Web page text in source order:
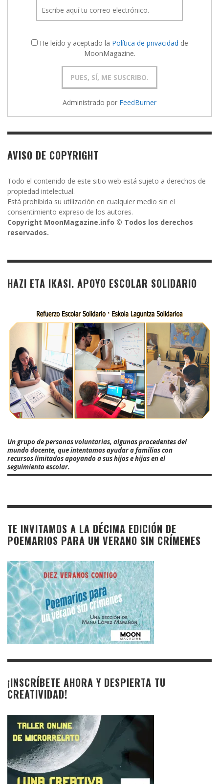
He leído y aceptado la Política de privacidad de
MoonMagazine.
Administrado por FeedBurner
AVISO DE COPYRIGHT
Todo el contenido de este sitio web está sujeto a derechos de
propiedad intelectual.
Está prohibida su utilización en cualquier medio sin el
consentimiento expreso de los autores.
Copyright MoonMagazine.info © Todos los derechos
reservados.
HAZI ETA IKASI. APOYO ESCOLAR SOLIDARIO
Un grupo de personas voluntarias, algunas procedentes del
mundo docente, que intentamos ayudar a familias con
recursos limitados apoyando a sus hijos e hijas en el
seguimiento escolar.
TE INVITAMOS A LA DÉCIMA EDICIÓN DE
POEMARIOS PARA UN VERANO SIN CRÍMENES
¡INSCRÍBETE AHORA Y DESPIERTA TU
CREATIVIDAD!